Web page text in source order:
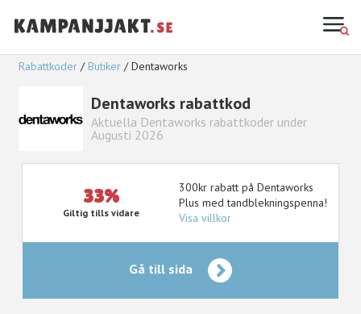
Rabattkoder Butiker Dentaworks
Dentaworks rabattkod
Aktuella Dentaworks rabattkoder under
Augusti 2026
33%
Giltig tills vidare
300kr rabatt på Dentaworks
Plus med tandblekningspenna!
Visa villkor
Gå till sida